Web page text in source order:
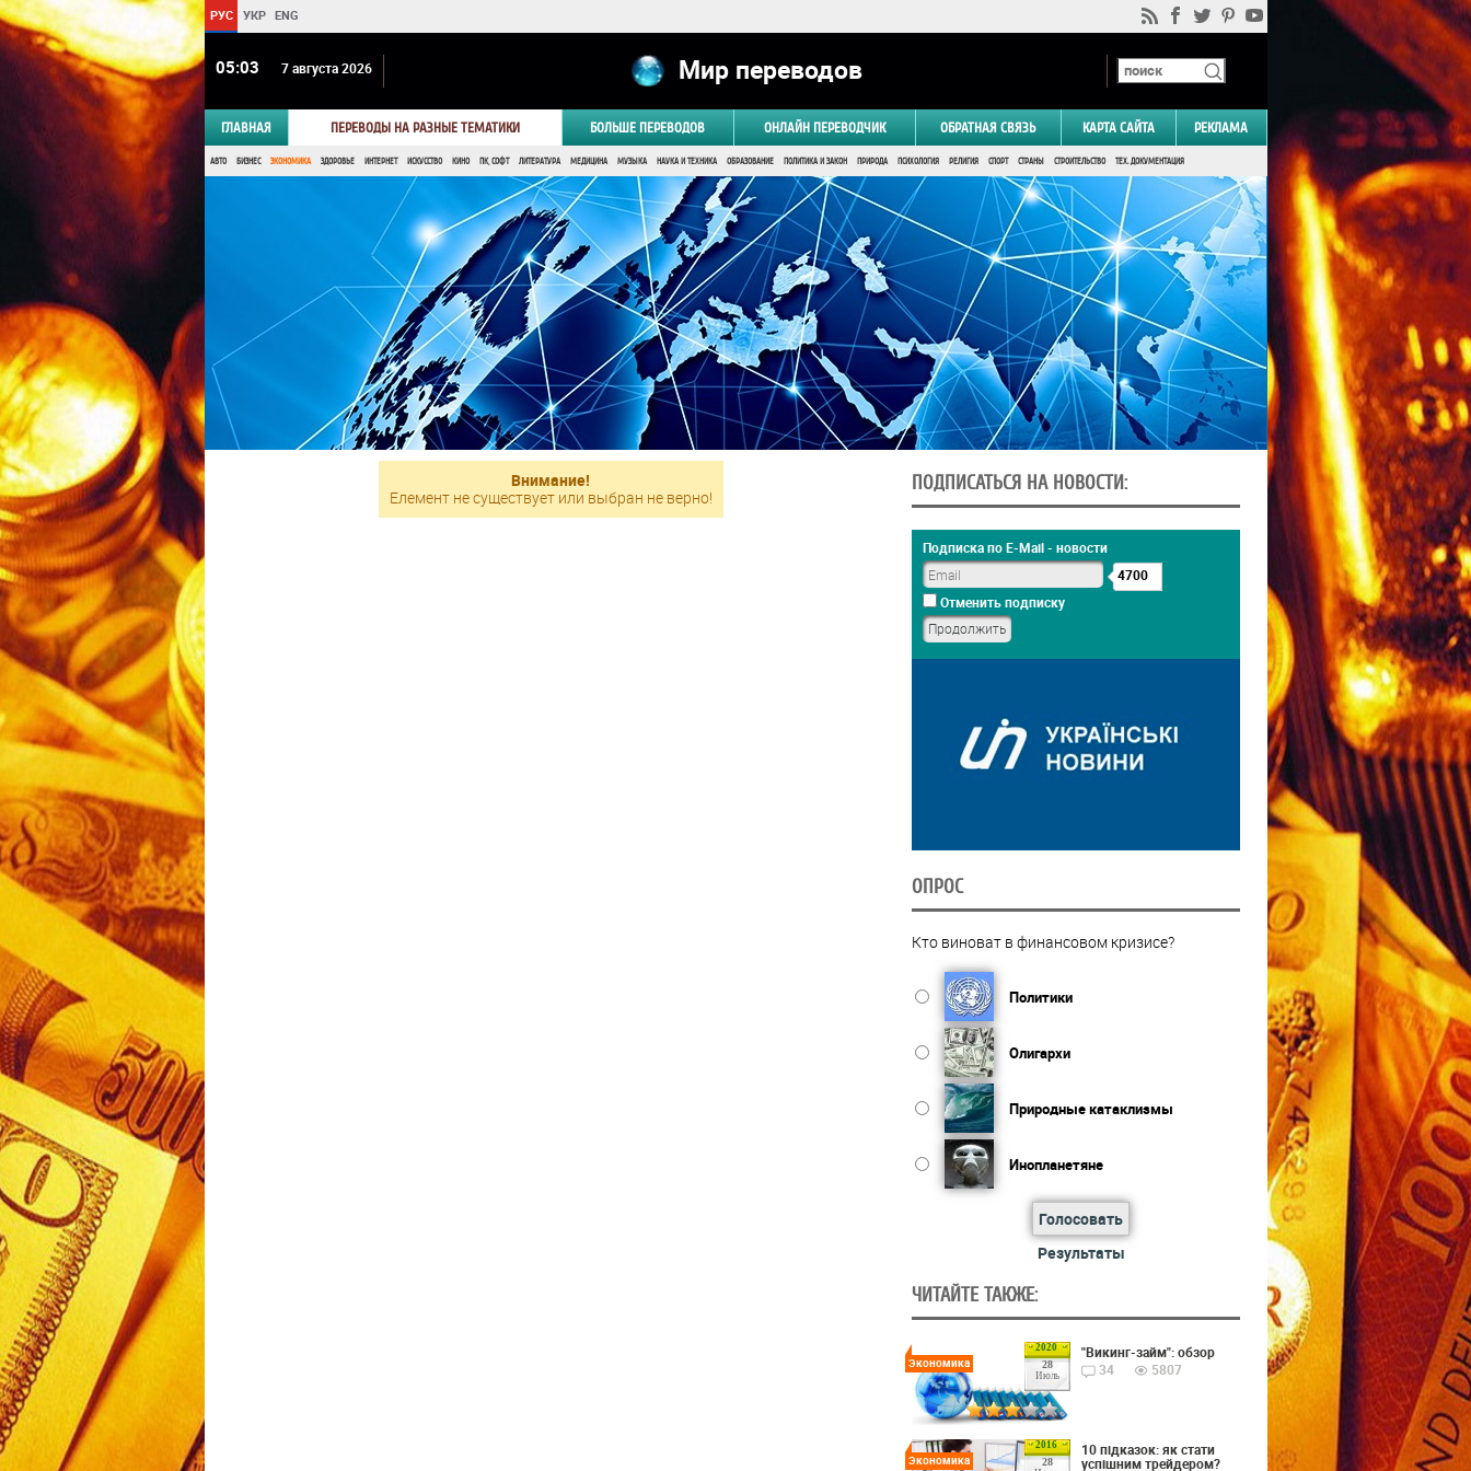
РУС УКР ENG
05 03 7 августа 2026 Мир переводов
ГЛАВНАЯ ПЕРЕВОДЫ НА РАЗНЫЕ ТЕМАТИКИ БОЛЬШЕ ПЕРЕВОДОВ ОНЛАЙН ПЕРЕВОДЧИК ОБРАТНАЯ СВЯЗЬ КАРТА САЙТА РЕКЛАМА
АВТО БИЗНЕС ЭКОНОМИКА ЗДОРОВЬЕ ИНТЕРНЕТ ИСКУССТВО КИНО ПК, СОФТ ЛИТЕРАТУРА МЕДИЦИНА МУЗЫКА НАУКА И ТЕХНИКА ОБРАЗОВАНИЕ ПОЛИТИКА И ЗАКОН ПРИРОДА ПСИХОЛОГИЯ РЕЛИГИЯ СПОРТ СТРАНЫ СТРОИТЕЛЬСТВО ТЕХ. ДОКУМЕНТАЦИЯ
Внимание!
Елемент не существует или выбран не верно!
ПОДПИСАТЬСЯ НА НОВОСТИ:
Подписка по E-Mail - новости
4700
Отменить подписку
ОПРОС
Кто виноват в финансовом кризисе?
Политики
Олигархи
Природные катаклизмы
Инопланетяне
Голосовать
Результаты
ЧИТАЙТЕ ТАКЖЕ:
2020
28
Июль
Экономика
"Викинг-займ": обзор
34
5807
2016
28
Экономика
10 підказок: як стати
успішним трейдером?